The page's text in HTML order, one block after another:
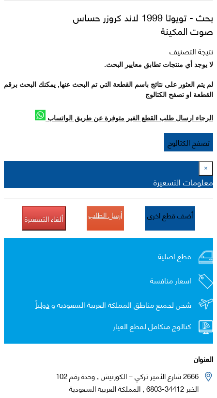
بحث - تويوتا 1999 لاند كروزر حساس
صوت المكينة
نتيجة التصنيف
لا يوجد أي منتجات تطابق معايير البحث.
لم يتم العثور على نتائج باسم القطعة التي تم البحث عنها, يمكنك البحث برقم
القطعة او تصفح الكتالوج
الرجاء ارسال طلب القطع الغير متوفرة عن طريق الواتساب
تصفح الكتالوج
×
معلومات التسعيرة
أضف قطع اخرى أرسل الطلب ألغاء التسعيرة
قطع اصلية
اسعار منافسة
شحن لجميع مناطق المملكة العربية السعوديه ودولياً
كتالوج متكامل لقطع الغيار
العنوان
2666 شارع الأمير تركي – الكورنيش , وحدة رقم 102
الخبر 34412-6803 , المملكة العربية السعودية